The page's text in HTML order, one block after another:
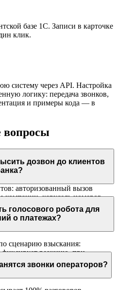
базе 1С. Записи в карточке
клик.
систему через API. Настройка
логику: передача звонков,
и примеры кода — в
вопросы
дозвон до клиентов
авторизованный вызов
компании, карусель номеров
автоответчиков
поднимают конверсию
голосового робота для
о платежах?
сценарию взыскания:
реакцию, при
оператора. Интегрируется с
звонки операторов?